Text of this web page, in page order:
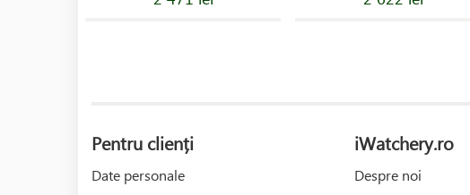
Pentru clienți
Date personale
iWatchery.ro
Despre noi